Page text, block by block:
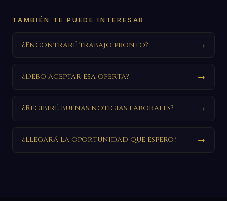
TAMBIÉN TE PUEDE INTERESAR
¿Encontraré trabajo pronto? →
¿Debo aceptar esa oferta? →
¿Recibiré buenas noticias laborales? →
¿Llegará la oportunidad que espero? →